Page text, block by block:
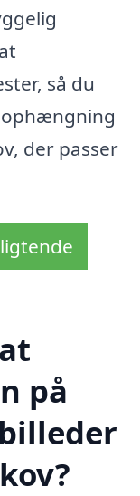
så du
der passer
på